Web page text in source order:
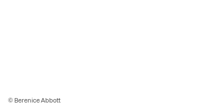
© Berenice Abbott